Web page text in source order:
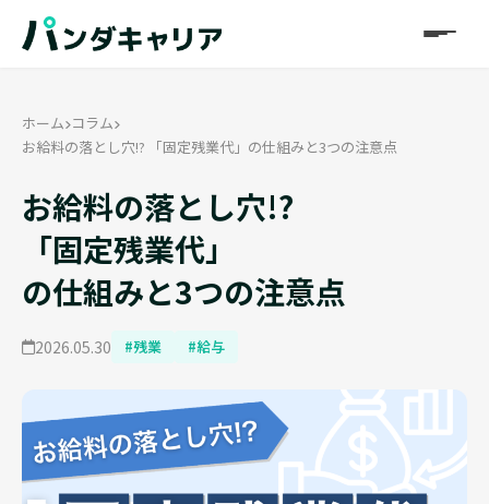
ホーム コラム
お給料の落とし穴!? 「固定残業代」の仕組みと3つの注意点
お給料の落とし穴!?
「固定残業代」
の仕組みと3つの注意点
2026.05.30 #残業 #給与